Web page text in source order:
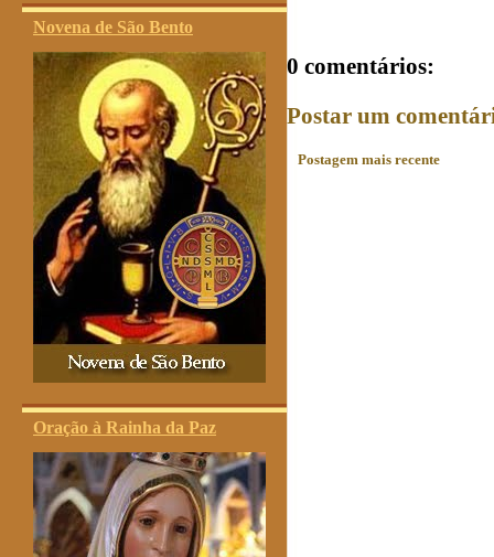
Novena de São Bento
Oração à Rainha da Paz
0 comentários:
Postar um
Postagem mais recente